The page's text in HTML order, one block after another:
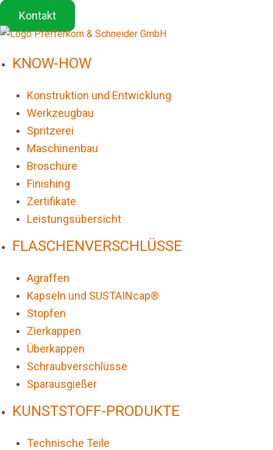
Kontakt
KNOW-HOW
Konstruktion und Entwicklung
Werkzeugbau
Spritzerei
Maschinenbau
Broschüre
Finishing
Zertifikate
Leistungsübersicht
FLASCHENVERSCHLÜSSE
Agraffen
Kapseln und SUSTAINcap®
Stopfen
Zierkappen
Überkappen
Schraubverschlüsse
Sparausgießer
KUNSTSTOFF-PRODUKTE
Technische Teile